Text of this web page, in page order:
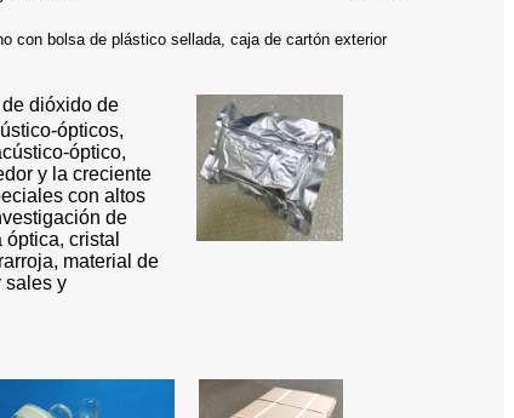
con bolsa de plástico sellada, caja de cartón exterior
dióxido de
ópticos,
óptico,
y la creciente
con altos
de
cristal
material de
sales y